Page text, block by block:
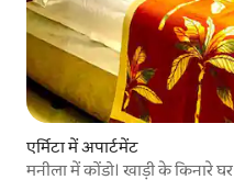
एर्मिटा में अपार्टमेंट
मनीला में कोंडो। खाड़ी के किनारे घर